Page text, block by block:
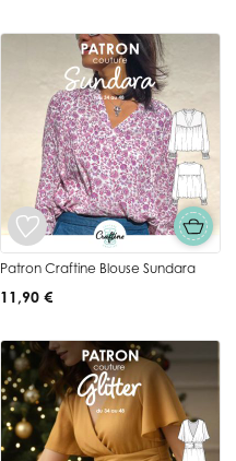
Patron Craftine Blouse Sundara
11,90 €